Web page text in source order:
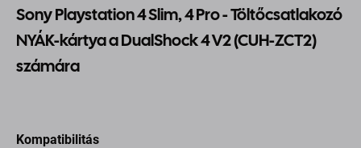
Sony Playstation 4 Slim, 4 Pro - Töltőcsatlakozó
NYÁK-kártya a DualShock 4 V2 (CUH-ZCT2)
számára
Kompatibilitás